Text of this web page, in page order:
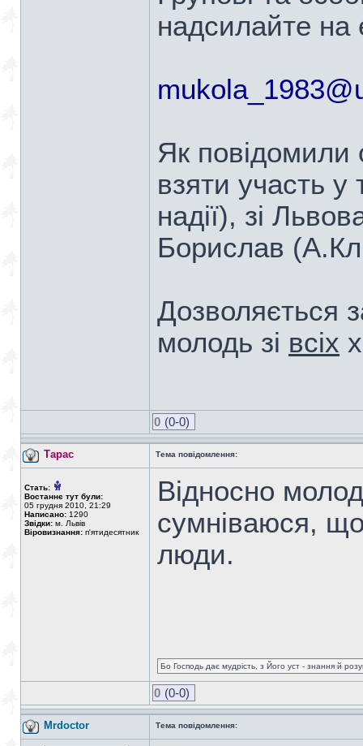
надсилайте на
Як повідомили
взяти участь у
надії), зі
Борислав
Дозволяється
молодь зі всіх
0 (0-0)
Тарас Тема повідомлення:
Стать:
Востаннє тут були:
05 грудня 2010, 21:29
Написано: 1290
Звідки: м. Львів
Віровизнання: п'ятидесятник
Відносно
сумніваюся,
люди.
Бо Господь дає мудрість, з Його уст - знання й
0 (0-0)
Mrdoctor Тема повідомлення: